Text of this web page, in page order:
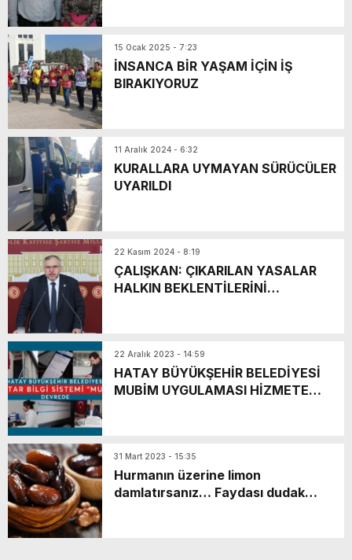
15 Ocak 2025 - 7:23
İNSANCA BİR YAŞAM İÇİN İŞ
BIRAKIYORUZ
11 Aralık 2024 - 6:32
KURALLARA UYMAYAN SÜRÜCÜLER
UYARILDI
22 Kasım 2024 - 8:19
ÇALIŞKAN: ÇIKARILAN YASALAR
HALKIN BEKLENTİLERİNİ
22 Aralık 2023 - 14:59
HATAY BÜYÜKŞEHİR BELEDİYESİ
MUBİM UYGULAMASI HİZMETE
31 Mart 2023 - 15:35
Hurmanın üzerine limon
damlatırsanız… Faydası dudak